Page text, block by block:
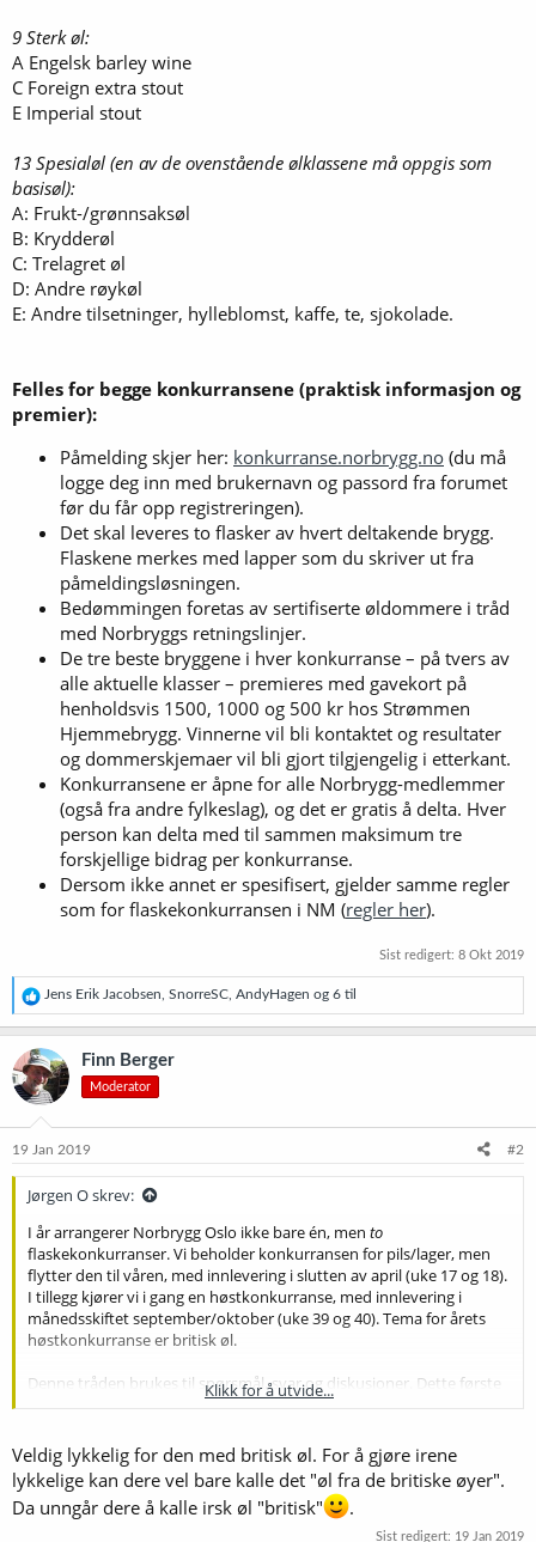
9 Sterk øl:
A Engelsk barley wine
C Foreign extra stout
E Imperial stout
13 Spesialøl (en av de ovenstående ølklassene må oppgis som
basisøl):
A: Frukt-/grønnsaksøl
B: Krydderøl
C: Trelagret øl
D: Andre røykøl
E: Andre tilsetninger, hylleblomst, kaffe, te, sjokolade.
Felles for begge konkurransene (praktisk informasjon og
premier):
Påmelding skjer her: konkurranse.norbrygg.no (du må
logge deg inn med brukernavn og passord fra forumet
før du får opp registreringen).
Det skal leveres to flasker av hvert deltakende brygg.
Flaskene merkes med lapper som du skriver ut fra
påmeldingsløsningen.
Bedømmingen foretas av sertifiserte øldommere i tråd
med Norbryggs retningslinjer.
De tre beste bryggene i hver konkurranse – på tvers av
alle aktuelle klasser – premieres med gavekort på
henholdsvis 1500, 1000 og 500 kr hos Strømmen
Hjemmebrygg. Vinnerne vil bli kontaktet og resultater
og dommerskjemaer vil bli gjort tilgjengelig i etterkant.
Konkurransene er åpne for alle Norbrygg-medlemmer
(også fra andre fylkeslag), og det er gratis å delta. Hver
person kan delta med til sammen maksimum tre
forskjellige bidrag per konkurranse.
Dersom ikke annet er spesifisert, gjelder samme regler
som for flaskekonkurransen i NM (regler her).
Sist redigert: 8 Okt 2019
R
e
a
k
s
j
o
e
Jens Erik Jacobsen SnorreSC AndyHagen og 6 til
Finn Berger
Moderator
19 Jan 2019 #2
Jørgen O skrev:
I år arrangerer Norbrygg Oslo ikke bare én, men to
flaskekonkurranser. Vi beholder konkurransen for pils/lager, men
flytter den til våren, med innlevering i slutten av april (uke 17 og 18).
I tillegg kjører vi i gang en høstkonkurranse, med innlevering i
månedsskiftet september/oktober (uke 39 og 40). Tema for årets
høstkonkurranse er britisk øl.
Denne tråden brukes til spørsmål, svar og diskusjoner. Dette første
innlegget vil også bli oppdatert med lenker til påmeldingsløsningen
Oslomesterskapet i pils/lager 2019
Innlevering: uke 17-18 (22. april - 4. mai) hos Ila Hjemmebrygg.
(For de som skal på landsmøtet og/eller Hjemmebryggerhelgen i Oslo
26.-28. april, blir det også mulig å levere bidrag i lokalene Norbrygg
Klikk for å utvide...
Veldig lykkelig for den med britisk øl. For å gjøre irene
lykkelige kan dere vel bare kalle det "øl fra de britiske øyer".
Da unngår dere å kalle irsk øl "britisk"
.
Sist redigert: 19 Jan 2019